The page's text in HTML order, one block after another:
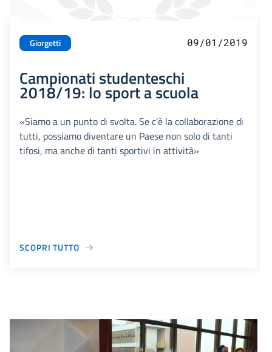
Giorgetti 09/01/2019
Campionati studenteschi
2018/19: lo sport a scuola
«Siamo a un punto di svolta. Se c'è la collaborazione di
tutti, possiamo diventare un Paese non solo di tanti
tifosi, ma anche di tanti sportivi in attività»
SCOPRI TUTTO